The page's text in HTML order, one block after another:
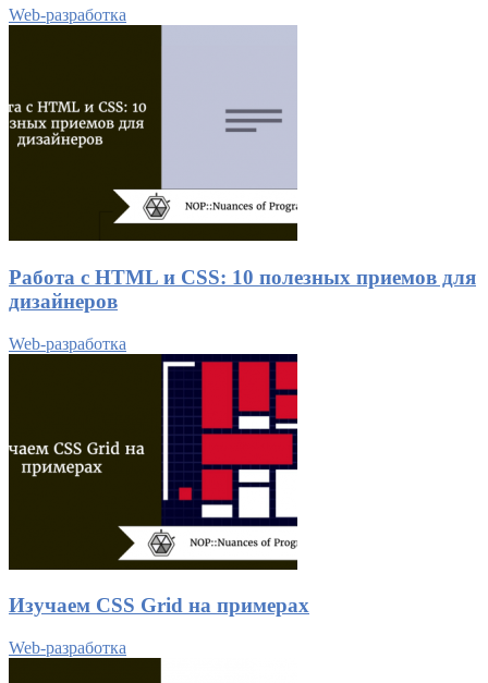
Web-разработка
Работа с HTML и CSS: 10 полезных приемов для
дизайнеров
Web-разработка
Изучаем CSS Grid на примерах
Web-разработка